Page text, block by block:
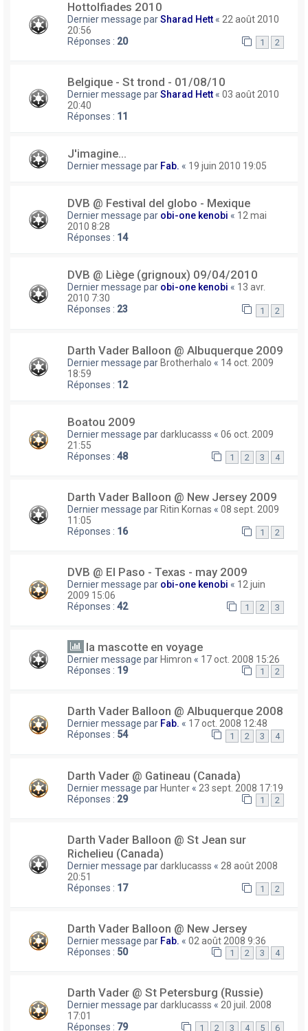
Hottolfiades 2010
Dernier message parSharad Hett « 22 août 2010
20:56
Réponses : 20 1 2
Belgique - St trond - 01/08/10
Dernier message parSharad Hett « 03 août 2010
20:40
Réponses : 11
J'imagine...
Dernier message par Fab. « 19 juin 2010 19:05
DVB @ Festival del globo - Mexique
Dernier message par obi-one kenobi « 12 mai
2010 8:28
Réponses : 14
DVB @ Liège (grignoux) 09/04/2010
Dernier message par obi-one kenobi « 13 avr.
2010 7:30
Réponses : 23 1 2
Darth Vader Balloon @ Albuquerque 2009
Dernier message par Brotherhalo « 14 oct. 2009
18:59
Réponses : 12
Boatou 2009
Dernier message pardarklucasss « 06 oct. 2009
21:55
Réponses : 48 1 2 3 4
Darth Vader Balloon @ New Jersey 2009
Dernier message par Ritin Kornas « 08 sept. 2009
11:05
Réponses : 16 1 2
DVB @ El Paso - Texas - may 2009
Dernier message par obi-one kenobi « 12 juin
2009 15:06
Réponses : 42 1 2 3
la mascotte en voyage
Dernier message par Himron « 17 oct. 2008 15:26
Réponses : 19 1 2
Darth Vader Balloon @ Albuquerque 2008
Dernier message par Fab. « 17 oct. 2008 12:48
Réponses : 54 1 2 3 4
Darth Vader @ Gatineau (Canada)
Dernier message parHunter « 23 sept. 2008 17:19
Réponses : 29 1 2
Darth Vader Balloon @ St Jean sur
Richelieu (Canada)
Dernier message pardarklucasss « 28 août 2008
20:51
Réponses : 17 1 2
Darth Vader Balloon @ New Jersey
Dernier message par Fab. « 02 août 2008 9:36
Réponses : 50 1 2 3 4
Darth Vader @ St Petersburg (Russie)
Dernier message pardarklucasss « 20 juil. 2008
17:01
Réponses : 79 1 2 3 4 5 6